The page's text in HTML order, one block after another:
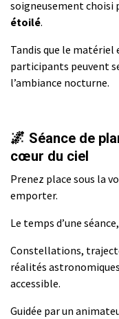
soigneusement choisi
étoilé.
Tandis que le
participants peuvent
l’ambiance nocturne.
🌌 Séance de
cœur du ciel
Prenez place sous la
emporter.
Le temps d’une
Constellations,
réalités
accessible.
Guidée par un